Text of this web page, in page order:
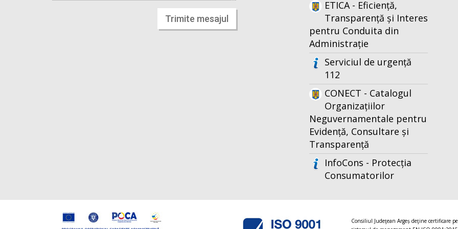
Trimite mesajul
ETICA - Eficiență,
Transparență și Interes
pentru Conduita din
Administrație
Serviciul de urgență
112
CONECT - Catalogul
Organizațiilor
Neguvernamentale pentru
Evidență, Consultare și
Transparență
InfoCons - Protecția
Consumatorilor
Consiliul Judeţean Argeș deţine certificare